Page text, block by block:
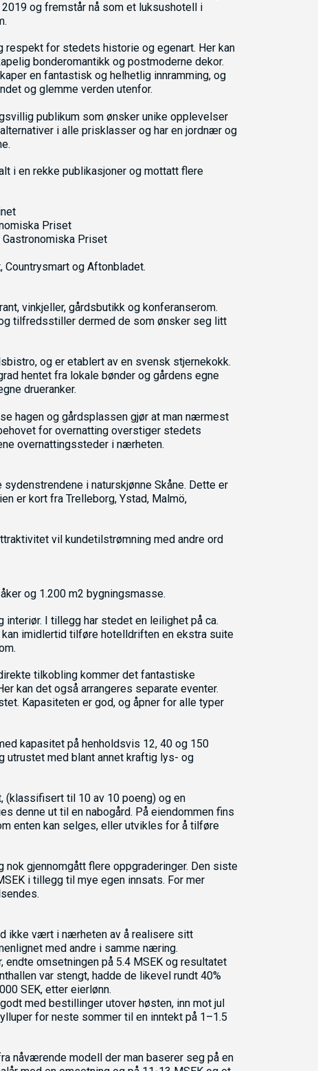
og fremstår nå som et luksushotell i
for stedets historie og egenart. Her kan
bonderomantikk og postmoderne dekor.
en fantastisk og helhetlig innramming, og
og glemme verden utenfor.
publikum som ønsker unike opplevelser
i alle prisklasser og har en jordnær og
i en rekke publikasjoner og mottatt flere
Priset
Priset
Countrysmart og Aftonbladet.
vinkjeller, gårdsbutikk og konferanserom.
tilfredsstiller dermed de som ønsker seg litt
og er etablert av en svensk stjernekokk.
hentet fra lokale bønder og gårdens egne
drueranker.
hagen og gårdsplassen gjør at man nærmest
for overnatting overstiger stedets
overnattingssteder i nærheten.
i naturskjønne Skåne. Dette er
er kort fra Trelleborg, Ystad, Malmö,
vil kundetilstrømning med andre ord
og 1.200 m2 bygningsmasse.
I tillegg har stedet en leilighet på ca.
imidlertid tilføre hotelldriften en ekstra suite
tilkobling kommer det fantastiske
kan det også arrangeres separate eventer.
Kapasiteten er god, og åpner for alle typer
kapasitet på henholdsvis 12, 40 og 150
utrustet med blant annet kraftig lys- og
(klassifisert til 10 av 10 poeng) og en
denne ut til en nabogård. På eiendommen fins
enten kan selges, eller utvikles for å tilføre
nok gjennomgått flere oppgraderinger. Den siste
i tillegg til mye egen innsats. For mer
ikke vært i nærheten av å realisere sitt
med andre i samme næring.
endte omsetningen på 5.4 MSEK og resultatet
var stengt, hadde de likevel rundt 40%
SEK, etter eierlønn.
med bestillinger utover høsten, inn mot jul
for neste sommer til en inntekt på 1–1.5
nåværende modell der man baserer seg på en